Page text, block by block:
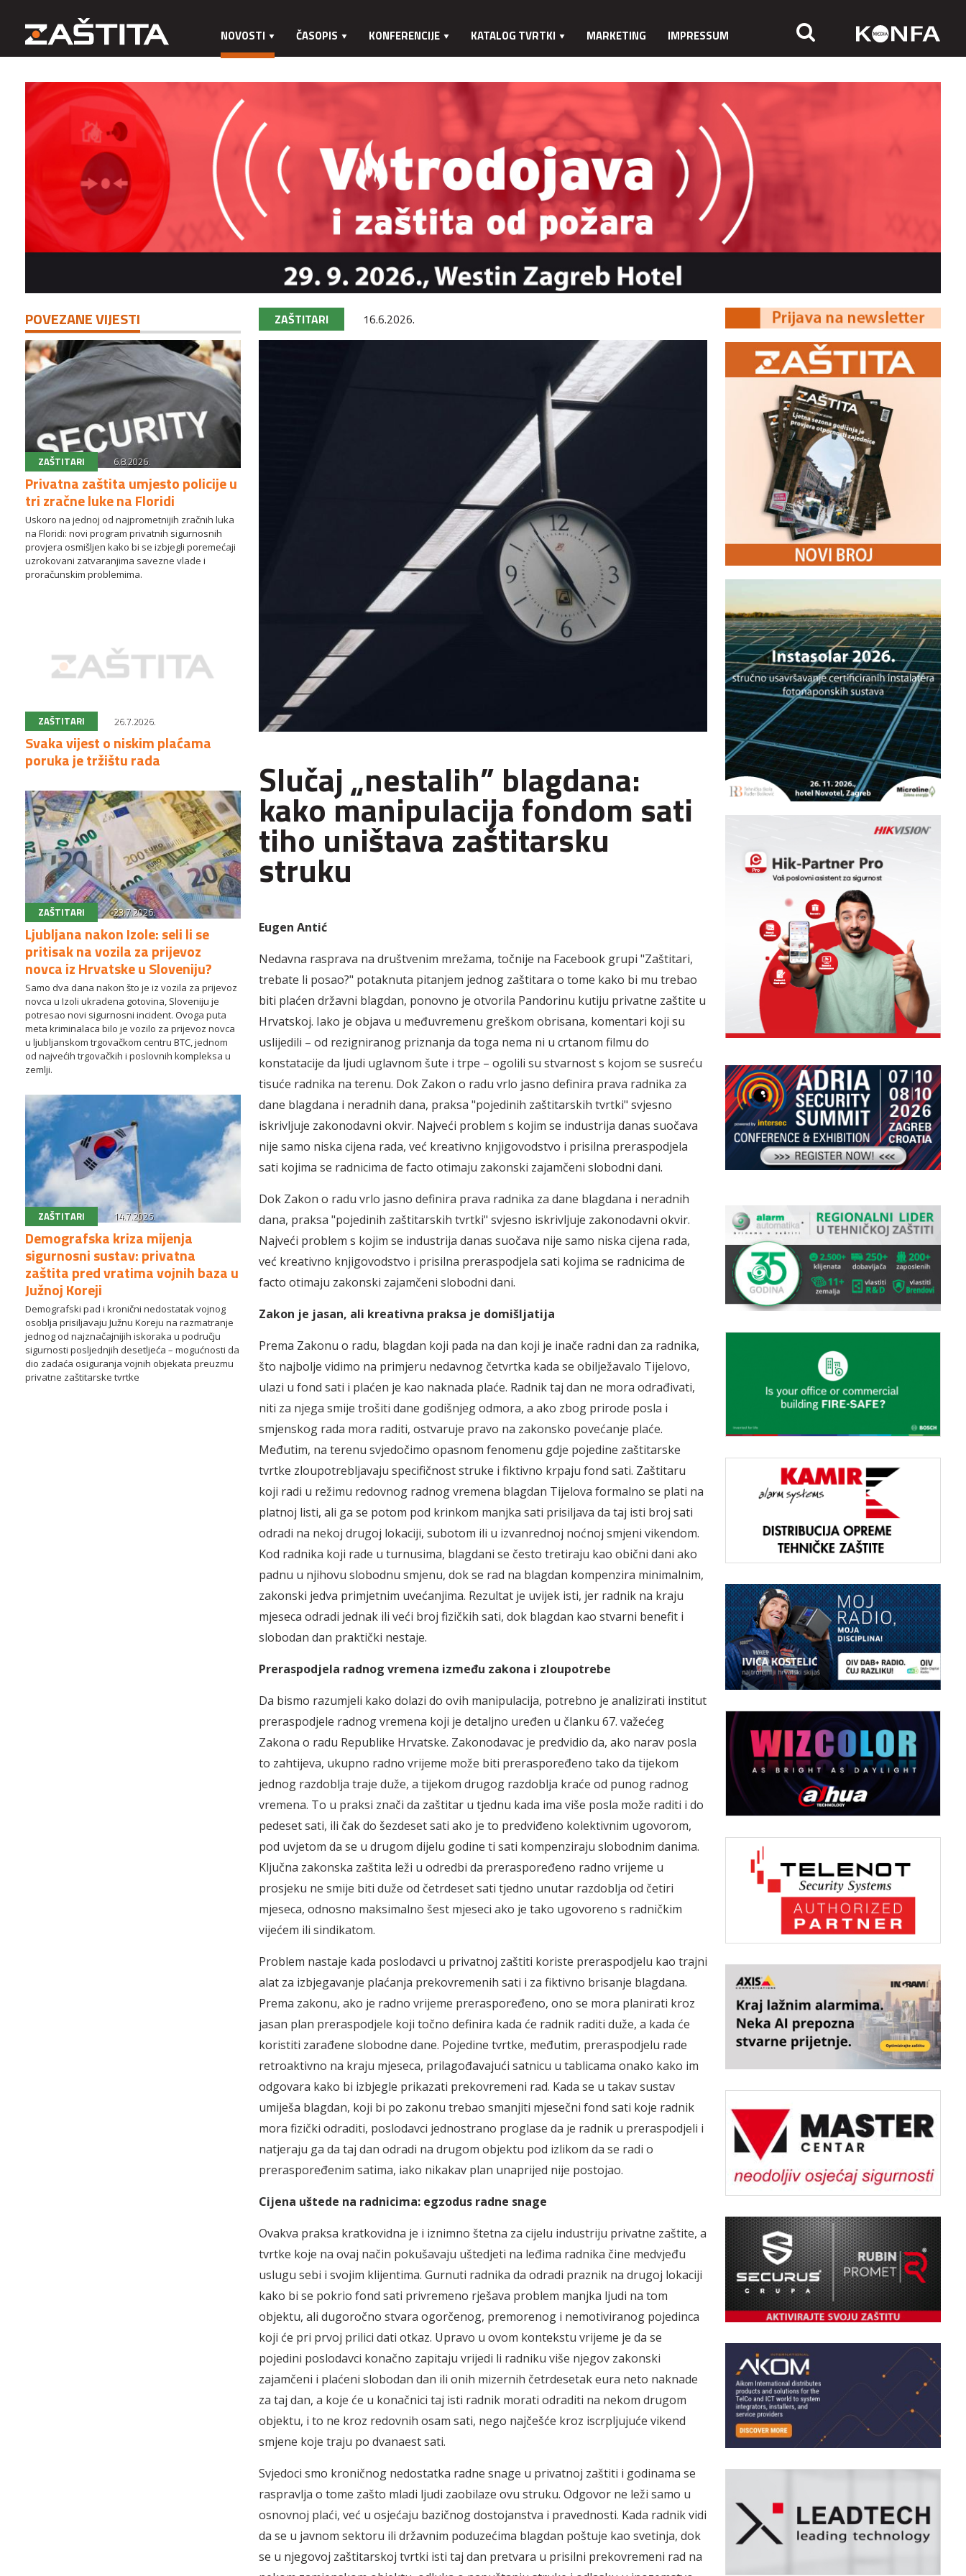
NOVOSTI ČASOPIS KONFERENCIJE KATALOG TVRTKI MARKETING IMPRESSUM
POVEZANE VIJESTI
ZAŠTITARI 6.8.2026.
Privatna zaštita umjesto policije u
tri zračne luke na Floridi
Uskoro na jednoj od najprometnijih zračnih luka
na Floridi: novi program privatnih sigurnosnih
provjera osmišljen kako bi se izbjegli poremećaji
uzrokovani zatvaranjima savezne vlade i
proračunskim problemima.
ZAŠTITARI 26.7.2026.
Svaka vijest o niskim plaćama
poruka je tržištu rada
ZAŠTITARI 23.7.2026.
Ljubljana nakon Izole: seli li se
pritisak na vozila za prijevoz
novca iz Hrvatske u Sloveniju?
Samo dva dana nakon što je iz vozila za prijevoz
novca u Izoli ukradena gotovina, Sloveniju je
potresao novi sigurnosni incident. Ovoga puta
meta kriminalaca bilo je vozilo za prijevoz novca
u ljubljanskom trgovačkom centru BTC, jednom
od najvećih trgovačkih i poslovnih kompleksa u
zemlji.
ZAŠTITARI 14.7.2026.
Demografska kriza mijenja
sigurnosni sustav: privatna
zaštita pred vratima vojnih baza u
Južnoj Koreji
Demografski pad i kronični nedostatak vojnog
osoblja prisiljavaju Južnu Koreju na razmatranje
jednog od najznačajnijih iskoraka u području
sigurnosti posljednjih desetljeća – mogućnosti da
dio zadaća osiguranja vojnih objekata preuzmu
privatne zaštitarske tvrtke
ZAŠTITARI 16.6.2026.
Slučaj „nestalih” blagdana:
kako manipulacija fondom sati
tiho uništava zaštitarsku
struku
Eugen Antić
Nedavna rasprava na društvenim mrežama, točnije na Facebook grupi "Zaštitari,
trebate li posao?" potaknuta pitanjem jednog zaštitara o tome kako bi mu trebao
biti plaćen državni blagdan, ponovno je otvorila Pandorinu kutiju privatne zaštite u
Hrvatskoj. Iako je objava u međuvremenu greškom obrisana, komentari koji su
uslijedili – od rezigniranog priznanja da toga nema ni u crtanom filmu do
konstatacije da ljudi uglavnom šute i trpe – ogolili su stvarnost s kojom se susreću
tisuće radnika na terenu. Dok Zakon o radu vrlo jasno definira prava radnika za
dane blagdana i neradnih dana, praksa "pojedinih zaštitarskih tvrtki" svjesno
iskrivljuje zakonodavni okvir. Najveći problem s kojim se industrija danas suočava
nije samo niska cijena rada, već kreativno knjigovodstvo i prisilna preraspodjela
sati kojima se radnicima de facto otimaju zakonski zajamčeni slobodni dani.
Dok Zakon o radu vrlo jasno definira prava radnika za dane blagdana i neradnih
dana, praksa "pojedinih zaštitarskih tvrtki" svjesno iskrivljuje zakonodavni okvir.
Najveći problem s kojim se industrija danas suočava nije samo niska cijena rada,
već kreativno knjigovodstvo i prisilna preraspodjela sati kojima se radnicima de
facto otimaju zakonski zajamčeni slobodni dani.
Zakon je jasan, ali kreativna praksa je domišljatija
Prema Zakonu o radu, blagdan koji pada na dan koji je inače radni dan za radnika,
što najbolje vidimo na primjeru nedavnog četvrtka kada se obilježavalo Tijelovo,
ulazi u fond sati i plaćen je kao naknada plaće. Radnik taj dan ne mora odrađivati,
niti za njega smije trošiti dane godišnjeg odmora, a ako zbog prirode posla i
smjenskog rada mora raditi, ostvaruje pravo na zakonsko povećanje plaće.
Međutim, na terenu svjedočimo opasnom fenomenu gdje pojedine zaštitarske
tvrtke zloupotrebljavaju specifičnost struke i fiktivno krpaju fond sati. Zaštitaru
koji radi u režimu redovnog radnog vremena blagdan Tijelova formalno se plati na
platnoj listi, ali ga se potom pod krinkom manjka sati prisiljava da taj isti broj sati
odradi na nekoj drugoj lokaciji, subotom ili u izvanrednoj noćnoj smjeni vikendom.
Kod radnika koji rade u turnusima, blagdani se često tretiraju kao obični dani ako
padnu u njihovu slobodnu smjenu, dok se rad na blagdan kompenzira minimalnim,
zakonski jedva primjetnim uvećanjima. Rezultat je uvijek isti, jer radnik na kraju
mjeseca odradi jednak ili veći broj fizičkih sati, dok blagdan kao stvarni benefit i
slobodan dan praktički nestaje.
Preraspodjela radnog vremena između zakona i zloupotrebe
Da bismo razumjeli kako dolazi do ovih manipulacija, potrebno je analizirati institut
preraspodjele radnog vremena koji je detaljno uređen u članku 67. važećeg
Zakona o radu Republike Hrvatske. Zakonodavac je predvidio da, ako narav posla
to zahtijeva, ukupno radno vrijeme može biti preraspoređeno tako da tijekom
jednog razdoblja traje duže, a tijekom drugog razdoblja kraće od punog radnog
vremena. To u praksi znači da zaštitar u tjednu kada ima više posla može raditi i do
pedeset sati, ili čak do šezdeset sati ako je to predviđeno kolektivnim ugovorom,
pod uvjetom da se u drugom dijelu godine ti sati kompenziraju slobodnim danima.
Ključna zakonska zaštita leži u odredbi da preraspoređeno radno vrijeme u
prosjeku ne smije biti duže od četrdeset sati tjedno unutar razdoblja od četiri
mjeseca, odnosno maksimalno šest mjeseci ako je tako ugovoreno s radničkim
vijećem ili sindikatom.
Problem nastaje kada poslodavci u privatnoj zaštiti koriste preraspodjelu kao trajni
alat za izbjegavanje plaćanja prekovremenih sati i za fiktivno brisanje blagdana.
Prema zakonu, ako je radno vrijeme preraspoređeno, ono se mora planirati kroz
jasan plan preraspodjele koji točno definira kada će radnik raditi duže, a kada će
koristiti zarađene slobodne dane. Pojedine tvrtke, međutim, preraspodjelu rade
retroaktivno na kraju mjeseca, prilagođavajući satnicu u tablicama onako kako im
odgovara kako bi izbjegle prikazati prekovremeni rad. Kada se u takav sustav
umiješa blagdan, koji bi po zakonu trebao smanjiti mjesečni fond sati koje radnik
mora fizički odraditi, poslodavci jednostrano proglase da je radnik u preraspodjeli i
natjeraju ga da taj dan odradi na drugom objektu pod izlikom da se radi o
preraspoređenim satima, iako nikakav plan unaprijed nije postojao.
Cijena uštede na radnicima: egzodus radne snage
Ovakva praksa kratkovidna je i iznimno štetna za cijelu industriju privatne zaštite, a
tvrtke koje na ovaj način pokušavaju uštedjeti na leđima radnika čine medvjeđu
uslugu sebi i svojim klijentima. Gurnuti radnika da odradi praznik na drugoj lokaciji
kako bi se pokrio fond sati privremeno rješava problem manjka ljudi na tom
objektu, ali dugoročno stvara ogorčenog, premorenog i nemotiviranog pojedinca
koji će pri prvoj prilici dati otkaz. Upravo u ovom kontekstu vrijeme je da se
pojedini poslodavci konačno zapitaju vrijedi li radniku više njegov zakonski
zajamčeni i plaćeni slobodan dan ili onih mizernih četrdesetak eura neto naknade
za taj dan, a koje će u konačnici taj isti radnik morati odraditi na nekom drugom
objektu, i to ne kroz redovnih osam sati, nego najčešće kroz iscrpljujuće vikend
smjene koje traju po dvanaest sati.
Svjedoci smo kroničnog nedostatka radne snage u privatnoj zaštiti i godinama se
raspravlja o tome zašto mladi ljudi zaobilaze ovu struku. Odgovor ne leži samo u
osnovnoj plaći, već u osjećaju bazičnog dostojanstva i pravednosti. Kada radnik vidi
da se u javnom sektoru ili državnim poduzećima blagdan poštuje kao svetinja, dok
se u njegovoj zaštitarskoj tvrtki isti taj dan pretvara u prisilni prekovremeni rad na